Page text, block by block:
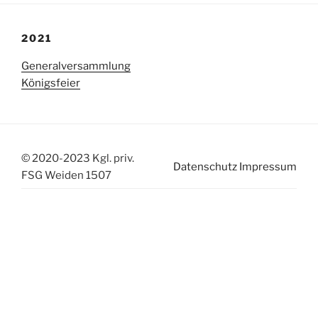
2021
Generalversammlung
Königsfeier
© 2020-2023 Kgl. priv.
FSG Weiden 1507
Datenschutz Impressum